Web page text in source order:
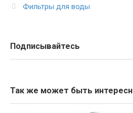
Фильтры для воды
Подписывайтесь
Так же может быть интересн